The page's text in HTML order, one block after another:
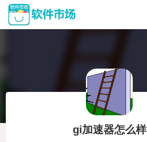
gi加速器怎么样